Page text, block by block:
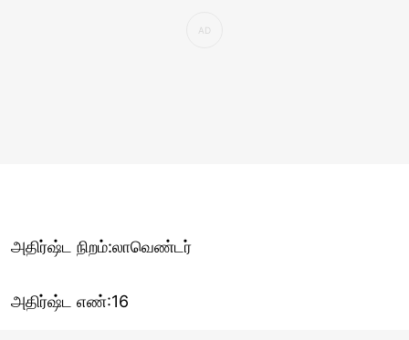
அதிர்ஷ்ட நிறம்:லாவெண்டர்
அதிர்ஷ்ட எண்:16